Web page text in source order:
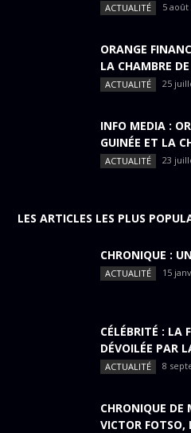
ACTUALITÉ 5 août
ORANGE
LA CHAMBRE
ACTUALITÉ 25
INFO MEDIA :
GUINÉE ET LA
ACTUALITÉ 23
LES ARTICLES LES PLUS
CHRONIQUE :
ACTUALITÉ 15
CÉLÉBRITÉ : LA
DÉVOILÉE PAR
ACTUALITÉ 8
CHRONIQUE DE
VICTOR